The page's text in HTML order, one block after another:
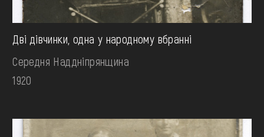
Дві дівчинки, одна у народному вбранні
Середня Наддніпрянщина
1920